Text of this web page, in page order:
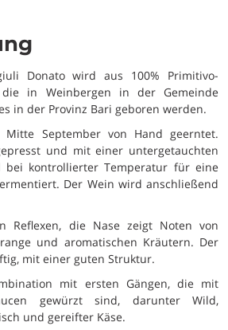
Donato wird aus 100% Primitivo-
die in Weinbergen in der Gemeinde
in der Provinz Bari geboren werden.
Mitte September von Hand geerntet.
und mit einer untergetauchten
bei kontrollierter Temperatur für eine
Der Wein wird anschließend
Reflexen, die Nase zeigt Noten von
und aromatischen Kräutern. Der
mit einer guten Struktur.
mit ersten Gängen, die mit
gewürzt sind, darunter Wild,
und gereifter Käse.